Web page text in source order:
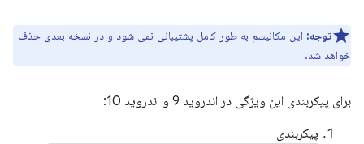
توجه: این مکانیسم به طور کامل پشتیبانی نمی شود و در نسخه بعدی حذف
خواهد شد.
برای پیکربندی این ویژگی در اندروید 9 و اندروید 10:
پیکربندی